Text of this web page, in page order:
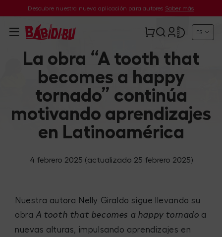
Descubre nuestra nueva aplicación para autores Saber más
ES
La obra “A tooth that
becomes a happy
tornado” continúa
motivando aprendizajes
en Latinoamérica
4 febrero 2025 (actualizado 25 febrero 2025)
Nuestra autora Nelly Giraldo sigue llevando su
obra A tooth that becomes a happy tornado a
nuevas alturas, impulsando aprendizajes en